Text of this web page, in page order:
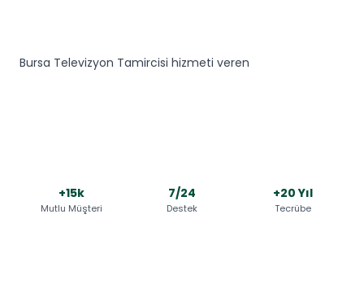
Bursa Televizyon Tamircisi hizmeti veren
+15k
Mutlu Müşteri
7/24
Destek
+20 Yıl
Tecrübe